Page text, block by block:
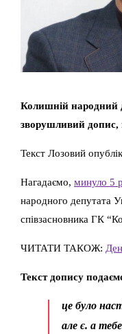
Колишній народний
зворушливий допис,
Текст Лозовий
Нагадаємо, минуло 5
народного депутата
співзасновника ГК
ЧИТАТИ ТАКОЖ:
Текст допису
це було
але є. а